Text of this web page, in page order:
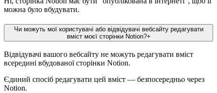
можна було вбудувати.
Чи можуть мої користувачі або відвідувачі вебсайту редагувати
вміст моєї сторінки Notion?+
Відвідувачі вашого вебсайту не можуть редагувати вміст
всередині вбудованої сторінки Notion.
Єдиний спосіб редагувати цей вміст — безпосередньо через
Notion.